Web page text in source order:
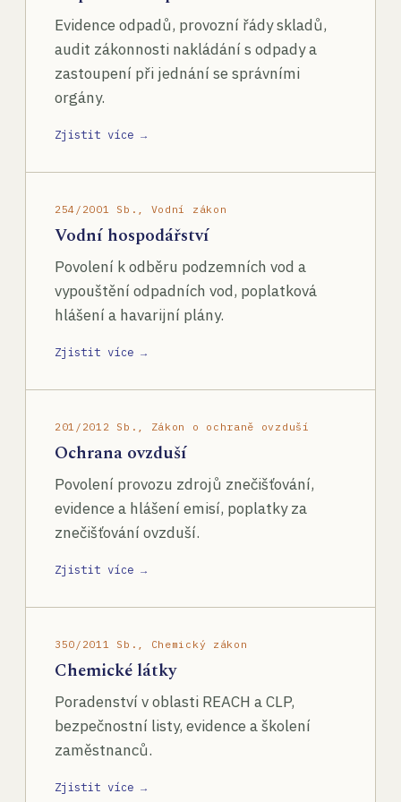
Evidence odpadů, provozní řády skladů,
audit zákonnosti nakládání s odpady a
zastoupení při jednání se správními
orgány.
Zjistit více →
254/2001 Sb., Vodní zákon
Vodní hospodářství
Povolení k odběru podzemních vod a
vypouštění odpadních vod, poplatková
hlášení a havarijní plány.
Zjistit více →
201/2012 Sb., Zákon o ochraně ovzduší
Ochrana ovzduší
Povolení provozu zdrojů znečišťování,
evidence a hlášení emisí, poplatky za
znečišťování ovzduší.
Zjistit více →
350/2011 Sb., Chemický zákon
Chemické látky
Poradenství v oblasti REACH a CLP,
bezpečnostní listy, evidence a školení
zaměstnanců.
Zjistit více →